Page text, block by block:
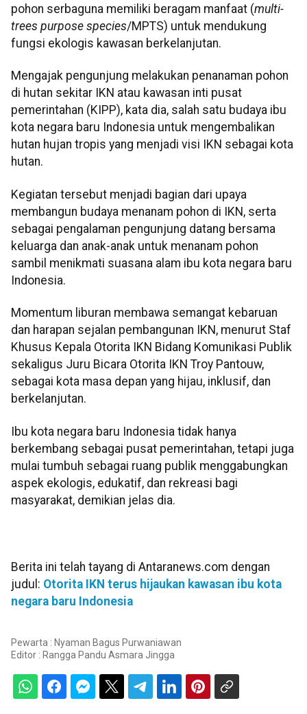
pohon serbaguna memiliki beragam manfaat (multi-
trees purpose species/MPTS) untuk mendukung
fungsi ekologis kawasan berkelanjutan.
Mengajak pengunjung melakukan penanaman pohon
di hutan sekitar IKN atau kawasan inti pusat
pemerintahan (KIPP), kata dia, salah satu budaya ibu
kota negara baru Indonesia untuk mengembalikan
hutan hujan tropis yang menjadi visi IKN sebagai kota
hutan.
Kegiatan tersebut menjadi bagian dari upaya
membangun budaya menanam pohon di IKN, serta
sebagai pengalaman pengunjung datang bersama
keluarga dan anak-anak untuk menanam pohon
sambil menikmati suasana alam ibu kota negara baru
Indonesia.
Momentum liburan membawa semangat kebaruan
dan harapan sejalan pembangunan IKN, menurut Staf
Khusus Kepala Otorita IKN Bidang Komunikasi Publik
sekaligus Juru Bicara Otorita IKN Troy Pantouw,
sebagai kota masa depan yang hijau, inklusif, dan
berkelanjutan.
Ibu kota negara baru Indonesia tidak hanya
berkembang sebagai pusat pemerintahan, tetapi juga
mulai tumbuh sebagai ruang publik menggabungkan
aspek ekologis, edukatif, dan rekreasi bagi
masyarakat, demikian jelas dia.
Berita ini telah tayang di Antaranews.com dengan
judul: Otorita IKN terus hijaukan kawasan ibu kota
negara baru Indonesia
Pewarta : Nyaman Bagus Purwaniawan
Editor : Rangga Pandu Asmara Jingga